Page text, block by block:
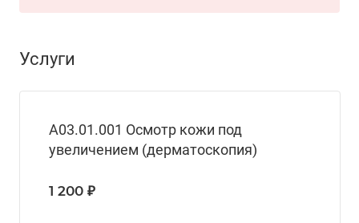
Услуги
А03.01.001 Осмотр кожи под
увеличением (дерматоскопия)
1 200 ₽